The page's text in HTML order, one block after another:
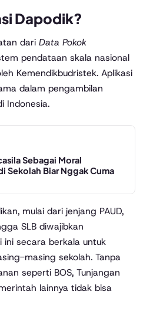
Dapodik?
dari Data Pokok
pendataan skala nasional
Kemendikbudristek. Aplikasi
dalam pengambilan
Indonesia.
Sebagai Moral
Sekolah Biar Nggak Cuma
mulai dari jenjang PAUD,
SLB diwajibkan
ini secara berkala untuk
masing sekolah. Tanpa
seperti BOS, Tunjangan
lainnya tidak bisa